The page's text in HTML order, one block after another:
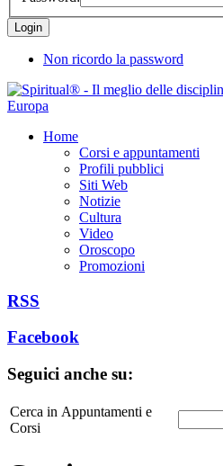
Non ricordo la password
Home
Corsi e appuntamenti
Profili pubblici
Siti Web
Notizie
Cultura
Video
Oroscopo
Promozioni
RSS
Facebook
Seguici anche su:
Cerca in Appuntamenti e
Corsi